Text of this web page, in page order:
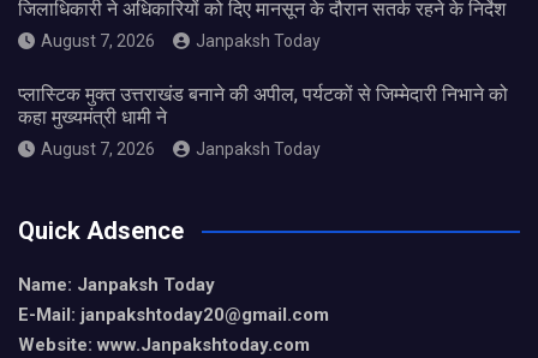
जिलाधिकारी ने अधिकारियों को दिए मानसून के दौरान सतर्क रहने के निर्देश
August 7, 2026 Janpaksh Today
प्लास्टिक मुक्त उत्तराखंड बनाने की अपील, पर्यटकों से जिम्मेदारी निभाने को
कहा मुख्यमंत्री धामी ने
August 7, 2026 Janpaksh Today
Quick Adsence
Name: Janpaksh Today
E-Mail: janpakshtoday20@gmail.com
Website: www.Janpakshtoday.com